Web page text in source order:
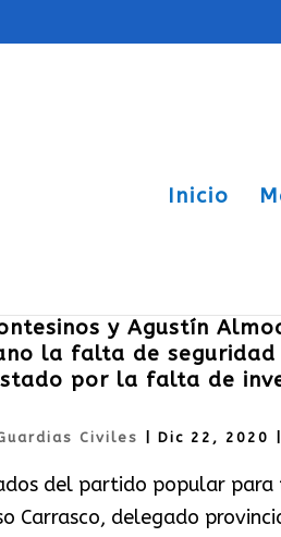
Inicio
y Agustín
la falta de seguridad
por la falta de
Civiles Dic 22, 2020
del partido popular
Carrasco, delegado